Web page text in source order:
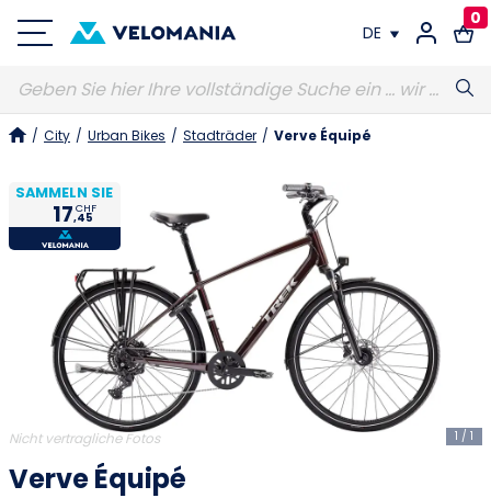
DE
FR
DE
0
/ City / Urban Bikes / Stadträder / Verve Équipé
SAMMELN SIE
17,45
CHF
1 / 1
Nicht vertragliche Fotos
Verve Équipé